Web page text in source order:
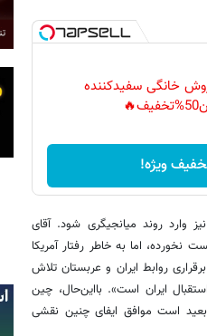
روش خانگی سفیدکننده
ویژه!
وارد روند میانجیگری شود. آقای
اما به خاطر رفتار آمریکا
روابط ایران و عربستان تلاش
ایران است». بااین‌حال، چین
بعید است ‌موافق ایفای چنین نقشی